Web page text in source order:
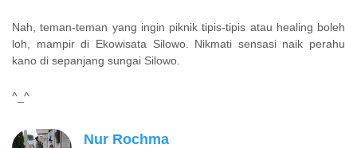
Nah, teman-teman yang ingin piknik tipis-tipis atau healing boleh
loh, mampir di Ekowisata Silowo. Nikmati sensasi naik perahu
kano di sepanjang sungai Silowo.
^_^
Nur Rochma